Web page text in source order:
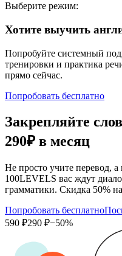
Выберите режим:
Хотите выучить
Попробуйте системный
тренировки и практика
прямо сейчас.
Попробовать бесплатно
Закрепляйте
290₽ в месяц
Не просто учите перевод, а
100LEVELS вас ждут
грамматики. Скидка 50%
Попробовать бесплатно
590 ₽290 ₽−50%